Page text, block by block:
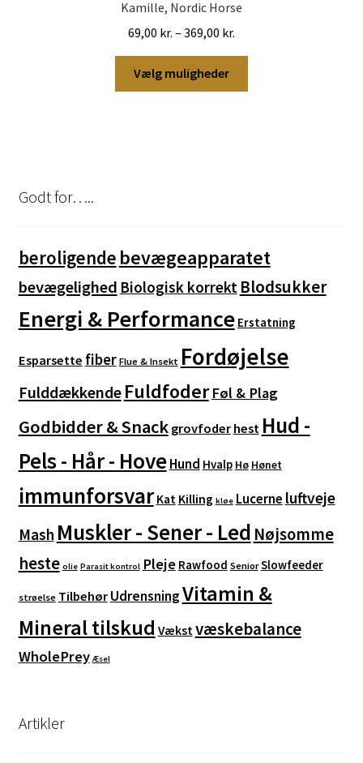
Kamille, Nordic Horse
69,00 kr. – 369,00 kr.
369,00 kr.
Vælg muligheder
Godt for…..
beroligende bevægeapparatet
bevægelighed Biologisk korrekt Blodsukker
Energi & Performance Erstatning
Esparsette fiber Flue & Insekt Fordøjelse
Fulddækkende Fuldfoder Føl & Plag
Godbidder & Snack grovfoder hest Hud -
Pels - Hår - HoveHund Hvalp Hø Hønet
immunforsvar Kat Killing kløe Lucerne luftveje
Mash Muskler - Sener - Led Nøjsomme
heste olie Parasit kontrol Pleje Rawfood Senior Slowfeeder
strøelse Tilbehør UdrensningVitamin &
Mineral tilskud Vækstvæskebalance
WholePrey Æsel
Artikler